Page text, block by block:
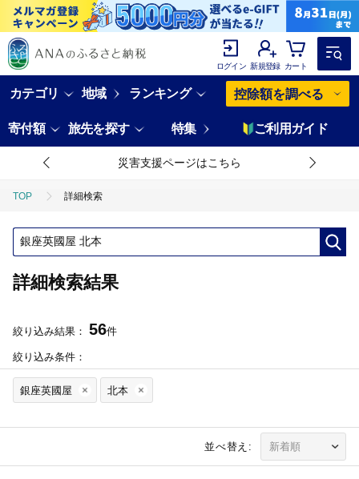
ログイン 新規登録 カート
カテゴリ 地域 ランキング 控除額を調べる
寄付額 旅先を探す 特集 ご利用ガイド
「ふるさとチョイス」システム連携に関して
TOP 詳細検索
詳細検索結果
絞り込み結果： 56件
絞り込み条件：
銀座英國屋 北本
並べ替え: